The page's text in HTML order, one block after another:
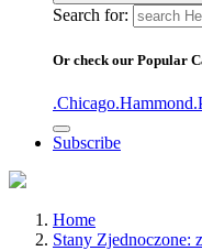
Search for:
Or check our Popular
.Chicago.Hammond
Subscribe
Home
Stany Zjednoczone: